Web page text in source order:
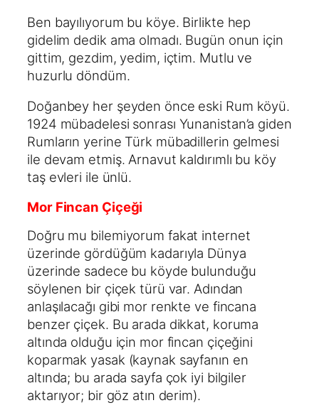
Ben bayılıyorum bu köye. Birlikte hep
gidelim dedik ama olmadı. Bugün onun için
gittim, gezdim, yedim, içtim. Mutlu ve
huzurlu döndüm.
Doğanbey her şeyden önce eski Rum köyü.
1924 mübadelesi sonrası Yunanistan’a giden
Rumların yerine Türk mübadillerin gelmesi
ile devam etmiş. Arnavut kaldırımlı bu köy
taş evleri ile ünlü.
Mor Fincan Çiçeği
Doğru mu bilemiyorum fakat internet
üzerinde gördüğüm kadarıyla Dünya
üzerinde sadece bu köyde bulunduğu
söylenen bir çiçek türü var. Adından
anlaşılacağı gibi mor renkte ve fincana
benzer çiçek. Bu arada dikkat, koruma
altında olduğu için mor fincan çiçeğini
koparmak yasak (kaynak sayfanın en
altında; bu arada sayfa çok iyi bilgiler
aktarıyor; bir göz atın derim).